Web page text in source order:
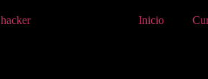
Inicio